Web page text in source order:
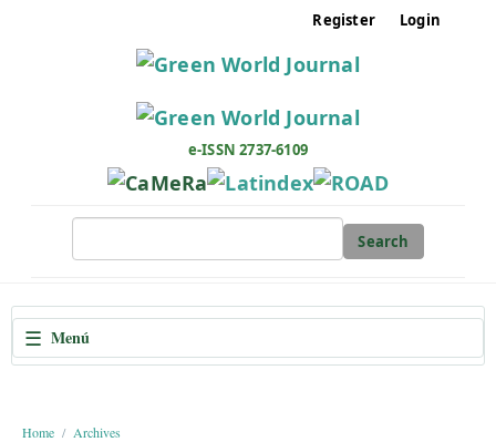
i
o
n
a
Register Login
e-ISSN 2737-6109
Search
☰ Menú
Home
Archives